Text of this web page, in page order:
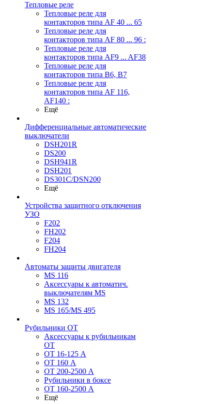
Тепловые реле
Тепловые реле для
контакторов типа AF 40 ... 65
Тепловые реле для
контакторов типа AF 80 ... 96 :
Тепловые реле для
контакторов типа AF9 ... AF38
Тепловые реле для
контакторов типа В6, В7
Тепловые реле для
контакторов типа AF 116,
AF140 :
Ещё
Дифференциальные автоматические
выключатели
DSH201R
DS200
DSH941R
DSH201
DS301C/DSN200
Ещё
Устройства защитного отключения
УЗО
F202
FH202
F204
FH204
Автоматы защиты двигателя
MS 116
Аксессуары к автоматич.
выключателям MS
MS 132
MS 165/MS 495
Рубильники ОТ
Аксессуары к рубильникам
OT
OT 16-125 А
OT 160 А
OT 200-2500 А
Рубильники в боксе
OT 160-2500 А
Ещё